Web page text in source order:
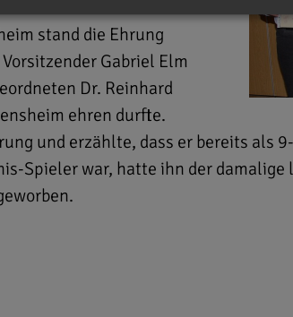
stand die Ehrung
Gabriel Elm
Dr. Reinhard
ehren durfte.
und erzählte, dass er bereits als
Spieler war, hatte ihn der damalige